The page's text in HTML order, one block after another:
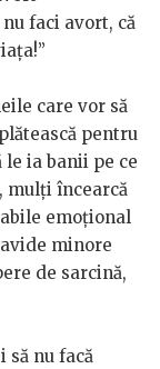
faci avort, că
care vor să
pentru
le ia banii pe ce
mulți încearcă
emoțional
minore
de sarcină,
să nu facă